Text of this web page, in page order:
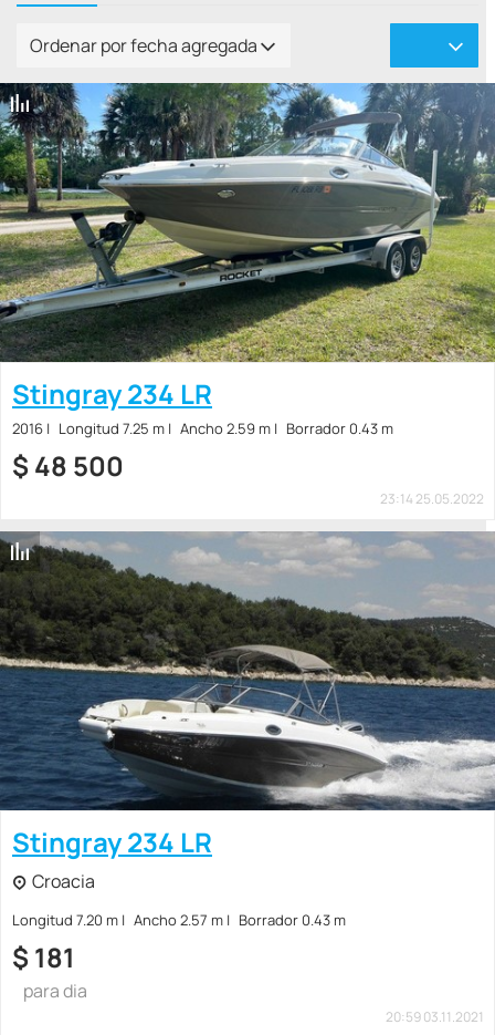
Ordenar por fecha agregada
Stingray 234 LR
2016 Longitud 7.25 m Ancho 2.59 m Borrador 0.43 m
$ 48 500
23:14 25.05.2022
Stingray 234 LR
Croacia
Longitud 7.20 m Ancho 2.57 m Borrador 0.43 m
$ 181
para dia
20:59 03.11.2021